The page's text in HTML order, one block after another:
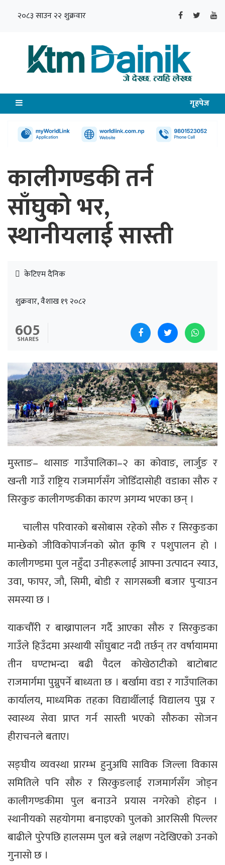
२०८३ साउन २२ शुक्रवार
गृहपेज
कालीगण्डकी तर्न
साँघुको भर,
स्थानीयलाई सास्ती
केटिएम दैनिक
शुक्रवार, वैशाख १९ २०८२
605
SHARES
मुस्ताङ– थासाङ गाउँपालिका–२ का कोवाङ, लार्जुङ र
खन्ती गाउँ राष्ट्रिय राजमार्गसँग जोडिँदासोही वडाका सौरु र
सिरकुङ कालीगण्डकीका कारण अगम्य भएका छन् ।
चालीस परिवारको बसोबास रहेको सौरु र सिरकुङका
मान्छेको जीविकोपार्जनको स्रोत कृषि र पशुपालन हो ।
कालीगण्डमा पुल नहुँदा उनीहरूलाई आफ्ना उत्पादन स्याउ,
उवा, फापर, जौ, सिमी, बोडी र सागसब्जी बजार पुर्‍याउन
समस्या छ ।
याकचौँरी र बाख्रापालन गर्दै आएका सौरु र सिरकुङका
गाउँले हिउँदमा अस्थायी साँघुबाट नदी तर्छन् तर वर्षायाममा
तीन घण्टाभन्दा बढी पैदल कोखेठाटीको बाटोबाट
राजमार्गमा पुग्नुपर्ने बाध्यता छ । बर्खामा वडा र गाउँपालिका
कार्यालय, माध्यमिक तहका विद्यार्थीलाई विद्यालय पुग्न र
स्वास्थ्य सेवा प्राप्त गर्न सास्ती भएको सौरुका सोजन
हीराचनले बताए।
सङ्घीय व्यवस्था प्रारम्भ हुनुअघि साविक जिल्ला विकास
समितिले पनि सौरु र सिरकुङलाई राजमार्गसँग जोड्न
कालीगण्डकीमा पुल बनाउने प्रयास नगरेको होइन ।
स्थानीयको सहयोगमा बनाइएको पुलको आरसिसी पिल्लर
बाढीले पुरेपछि हालसम्म पुल बन्ने लक्षण नदेखिएको उनको
गुनासो छ ।